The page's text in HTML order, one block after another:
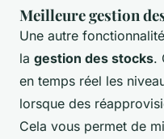
Meilleure gestion
Une autre
la gestion des stocks.
en temps réel les
lorsque des
Cela vous permet de